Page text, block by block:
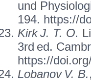
und
194. https://
Kirk J. T. O.
3rd ed.
https://
Lobanov V. B.